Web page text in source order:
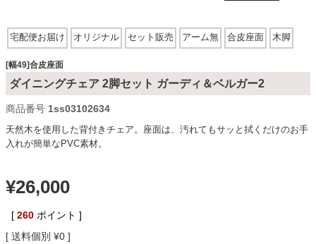
ダイニングテーブル・セット
椅子・チェア
ベッド
宅配便お届け オリジナル セット販売 アーム無 合皮座面 木脚
[幅49]合皮座面
ダイニングチェア 2脚セット ガーディ＆ベルガー2
商品番号 1ss03102634
天然木を使用した背付きチェア。座面は、汚れてもサッと拭くだけのお手
入れが簡単なPVC素材。
¥26,000
[ 260 ポイント ]
送料個別 ¥0